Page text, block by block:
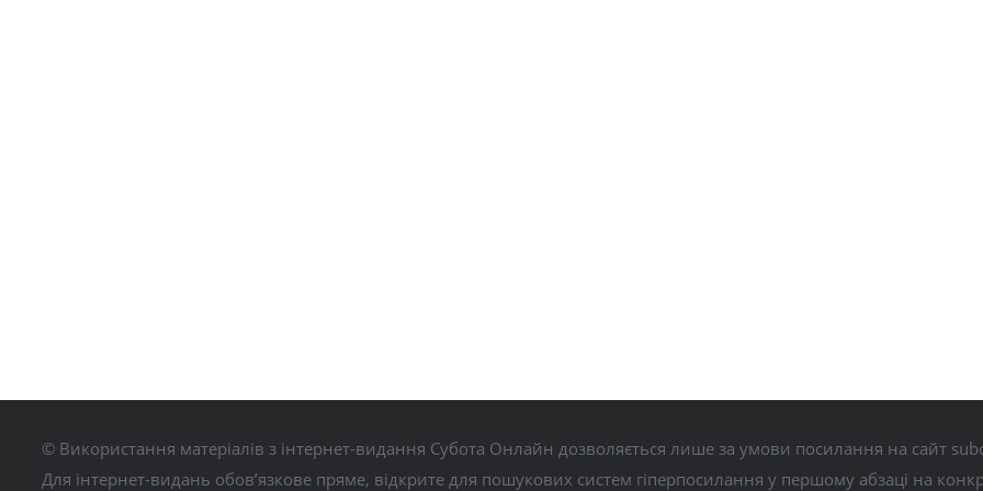
© Використання матеріалів з інтернет-видання Субота Онлайн дозволяється лише за умови посилання на сайт
Для інтернет-видань обов’язкове пряме, відкрите для пошукових систем гіперпосилання у першому абзаці на